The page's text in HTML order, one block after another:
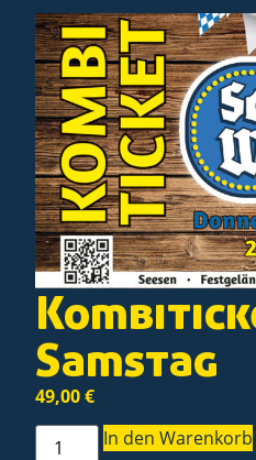
Samstag
49,00€
In den Warenkorb